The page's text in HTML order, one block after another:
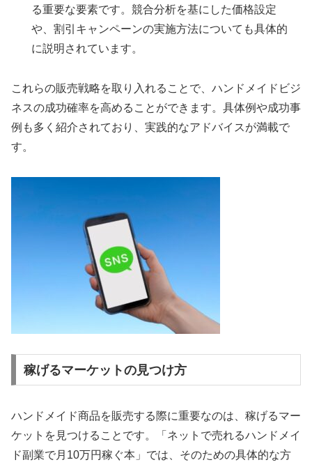
る重要な要素です。競合分析を基にした価格設定
や、割引キャンペーンの実施方法についても具体的
に説明されています。
これらの販売戦略を取り入れることで、ハンドメイドビジ
ネスの成功確率を高めることができます。具体例や成功事
例も多く紹介されており、実践的なアドバイスが満載で
す。
稼げるマーケットの見つけ方
ハンドメイド商品を販売する際に重要なのは、稼げるマー
ケットを見つけることです。「ネットで売れるハンドメイ
ド副業で月10万円稼ぐ本」では、そのための具体的な方